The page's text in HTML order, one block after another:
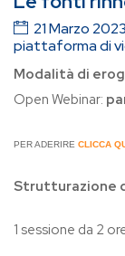
21 Marzo
piattaforma di
Modalità di
Open Webinar:
PER ADERIRE CLICCA
Strutturazione
1 sessione da 2